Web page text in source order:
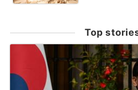
Top